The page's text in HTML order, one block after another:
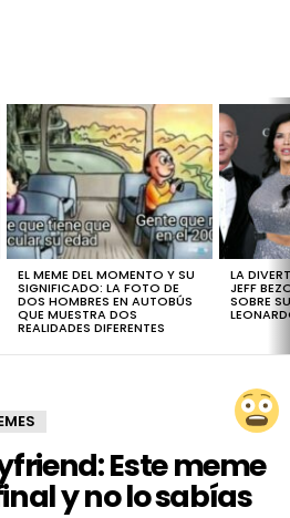
EL MEME DEL MOMENTO Y SU
SIGNIFICADO: LA FOTO DE
DOS HOMBRES EN AUTOBÚS
QUE MUESTRA DOS
REALIDADES DIFERENTES
LA
JEFF
SOBRE
Este meme
y no lo sabías